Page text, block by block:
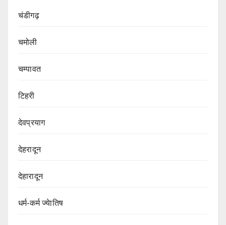
चंडीगढ़
चमोली
चम्पावत
टिहरी
देवप्रयाग
देहरादून
देहारादून
धर्म-कर्म ज्येातिष